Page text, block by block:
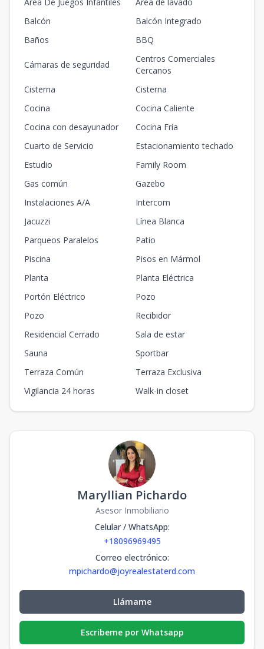
Balcón
Balcón Integrado
Baños
BBQ
Cámaras de seguridad
Centros Comerciales
Cercanos
Cisterna
Cisterna
Cocina
Cocina Caliente
Cocina con desayunador
Cocina Fría
Cuarto de Servicio
Estacionamiento techado
Estudio
Family Room
Gas común
Gazebo
Instalaciones A/A
Intercom
Jacuzzi
Línea Blanca
Parqueos Paralelos
Patio
Piscina
Pisos en Mármol
Planta
Planta Eléctrica
Portón Eléctrico
Pozo
Pozo
Recibidor
Residencial Cerrado
Sala de estar
Sauna
Sportbar
Terraza Común
Terraza Exclusiva
Vigilancia 24 horas
Walk-in closet
Maryllian Pichardo
Asesor Inmobiliario
Celular / WhatsApp:
+18096969495
Correo electrónico:
mpichardo@joyrealestaterd.com
Llámame
Escribeme por Whatsapp